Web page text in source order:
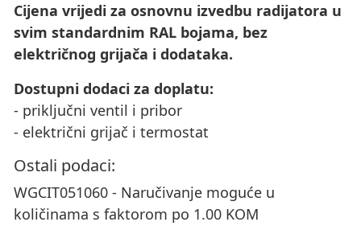
Cijena vrijedi za osnovnu izvedbu radijatora u
svim standardnim RAL bojama, bez
električnog grijača i dodataka.
Dostupni dodaci za doplatu:
- priključni ventil i pribor
- električni grijač i termostat
Ostali podaci:
WGCIT051060 - Naručivanje moguće u
količinama s faktorom po 1.00 KOM